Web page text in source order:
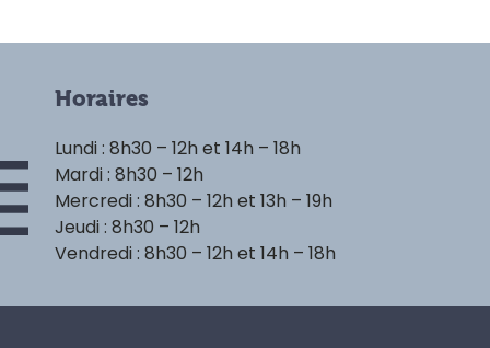
Horaires
Lundi : 8h30 – 12h et 14h – 18h
Mardi : 8h30 – 12h
Mercredi : 8h30 – 12h et 13h – 19h
Jeudi : 8h30 – 12h
Vendredi : 8h30 – 12h et 14h – 18h